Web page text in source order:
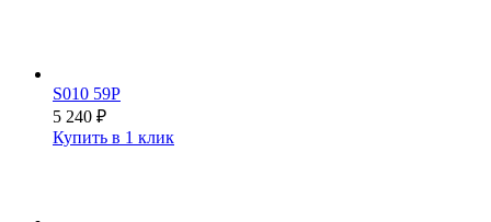
S010 59P
5 240 ₽
Купить в 1 клик